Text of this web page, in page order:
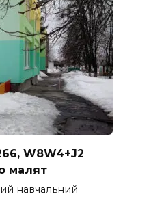
W8W4+J2
малят
навчальний